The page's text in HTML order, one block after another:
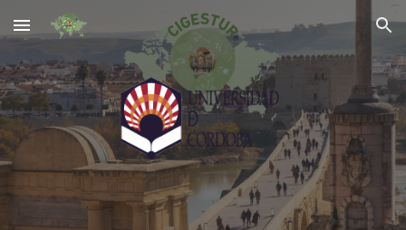
Skip to main content Skip to navigation